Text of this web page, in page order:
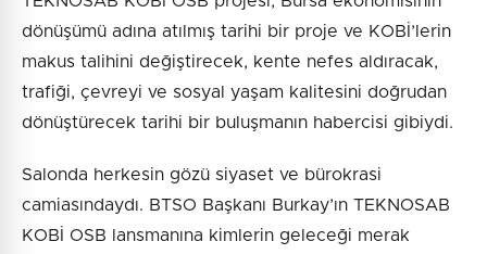
dönüşümü adına atılmış tarihi bir proje ve KOBİ’lerin
makus talihini değiştirecek, kente nefes aldıracak,
trafiği, çevreyi ve sosyal yaşam kalitesini doğrudan
dönüştürecek tarihi bir buluşmanın habercisi gibiydi.
Salonda herkesin gözü siyaset ve bürokrasi
camiasındaydı. BTSO Başkanı Burkay’ın TEKNOSAB
KOBİ OSB lansmanına kimlerin geleceği merak